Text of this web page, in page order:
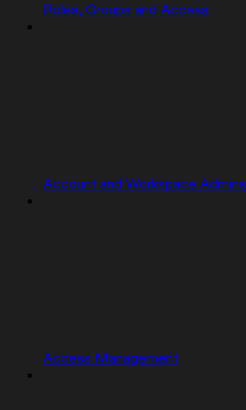
Roles, Groups and Access
Account and Workspace Admins
Access Management